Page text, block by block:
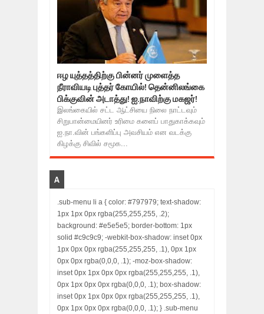
ஈழ யுத்தத்திற்கு பின்னர் முளைத்த
நீராவியடி புத்தர் கோயில்! தென்னிலங்கை
பிக்குவின் அடாத்து! ஐ.நாவிற்கு மகஜர்!
இலங்கையில் சட்ட ஆட்சியை நிலை நாட்டவும்
சிறுபான்மையினர் உரிமை களைப் பாதுகாக்கவும்
ஐ.நா.வின் பங்களிப்பு அவசியம் என வடக்கு
கிழக்கு சிவில் சமூக...
A
.sub-menu li a { color: #797979; text-shadow:
1px 1px 0px rgba(255,255,255, .2);
background: #e5e5e5; border-bottom: 1px
solid #c9c9c9; -webkit-box-shadow: inset 0px
1px 0px 0px rgba(255,255,255, .1), 0px 1px
0px 0px rgba(0,0,0, .1); -moz-box-shadow:
inset 0px 1px 0px 0px rgba(255,255,255, .1),
0px 1px 0px 0px rgba(0,0,0, .1); box-shadow:
inset 0px 1px 0px 0px rgba(255,255,255, .1),
0px 1px 0px 0px rgba(0,0,0, .1); } .sub-menu